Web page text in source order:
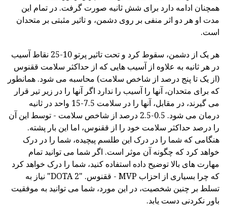
همچنان ادامه دارد برای شش ثانیه صورت گرفت. در تمام این
مدت او هر دو اثر منفی بر روی دشمن، و تاثیر مثبتی بر متحدان
است.
هر یک از دشمن، سقوط کرد و تحت تاثیر پرتو 10-25 نقاط آسیب
در هر ثانیه به علاوه از آسیب هایی که از حداکثر سلامت ققنوس
(از یک تا پنج درصد از شاخص سلامت) محاسبه می شود. همانطور
که برای متحدان، آنها را آسیب را ندارد اگر آنها را در زیر تیر قرار
می گیرند، در مقابل، آنها را در سلامت 7.5-15 واحد در ثانیه
درمان می شود. 0.5-2.5 درصد از شاخص سلامت - توسط این آن
را درصد حداکثر سلامت خود را از ققنوس، اما این بار پشته.
هنگامی که شما را در درک این طلسم پیچیده، شما را در درک
خواهد کرد که چگونه آن موثر است. اگر شما می توانید تمام
مهارت های بالا توضیح داده استفاده کنید، شما را درک خواهد کرد
که چرا بسیاری از احزاب MVP - ققنوس. "DOTA 2" نیاز به
تسلط بر چنین شخصیت، در این مورد، شما می توانید به موفقیت
باور نکردنی دست یابد.